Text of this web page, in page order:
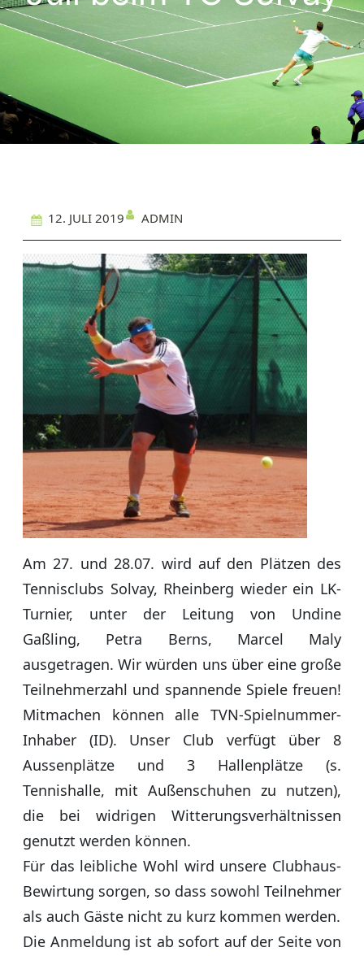
12. JULI 2019 ADMIN
Am 27. und 28.07. wird auf den Plätzen des
Tennisclubs Solvay, Rheinberg wieder ein LK-
Turnier, unter der Leitung von Undine
Gaßling, Petra Berns, Marcel Maly
ausgetragen. Wir würden uns über eine große
Teilnehmerzahl und spannende Spiele freuen!
Mitmachen können alle TVN-Spielnummer-
Inhaber (ID). Unser Club verfügt über 8
Aussenplätze und 3 Hallenplätze (s.
Tennishalle, mit Außenschuhen zu nutzen),
die bei widrigen Witterungsverhältnissen
genutzt werden können.
Für das leibliche Wohl wird unsere Clubhaus-
Bewirtung sorgen, so dass sowohl Teilnehmer
als auch Gäste nicht zu kurz kommen werden.
Die Anmeldung ist ab sofort auf der Seite von